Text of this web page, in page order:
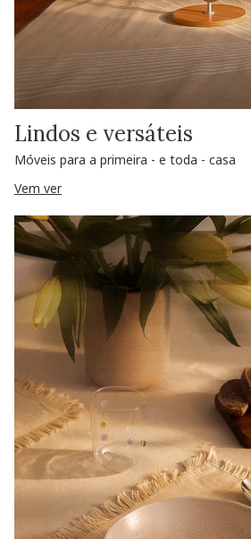
Lindos e versáteis
Móveis para a primeira - e toda - casa
Vem ver